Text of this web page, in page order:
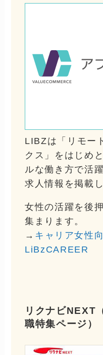
LIBZは「リモー
クス」をはじめ
ルな働き方で活
求人情報を掲載
女性の活躍を後
集まります。
→ キャリア女性
LiBzCAREER
リクナビNEXT
職特集ページ）